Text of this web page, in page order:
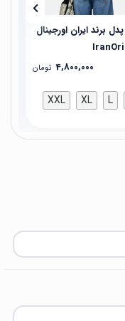
برند ایران اورجینال
4,800,000 تومان
L
XL
XXL